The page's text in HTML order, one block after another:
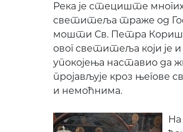
Река је стециште
светитеља траже од
мошти Св. Петра
овог светитеља који је
упокојења наставио да
пројављује кроз
и немоћнима.